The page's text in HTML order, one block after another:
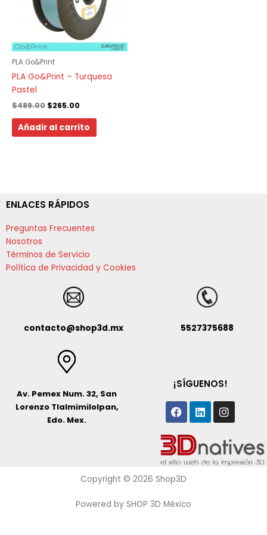
PLA Go&Print
PLA Go&Print – Turquesa
Pastel
$489.00 $265.00
Añadir al carrito
ENLACES RÁPIDOS
Preguntas Frecuentes
Nosotros
Términos de Servicio
Política de Privacidad y Cookies
contacto@shop3d.mx 5527375688
Av. Pemex Num. 32, San
Lorenzo Tlalmimilolpan,
Edo. Mex.
¡SÍGUENOS!
Facebook
Linkedin
Copyright © 2026 Shop3D
Powered by SHOP 3D México